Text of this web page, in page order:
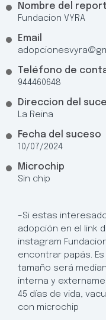
Nombre del
Fundacion VYRA
Email
Teléfono de
944460648
Direccion del
La Reina
Fecha del suceso
10/07/2024
Microchip
Sin chip
–Si estas
adopción en el link
instagram
encontrar papás.
tamaño será
interna y
45 días de vida,
con microchip